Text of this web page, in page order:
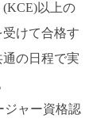
(KCE)以上の
けて合格す
の日程で実
ャー資格認